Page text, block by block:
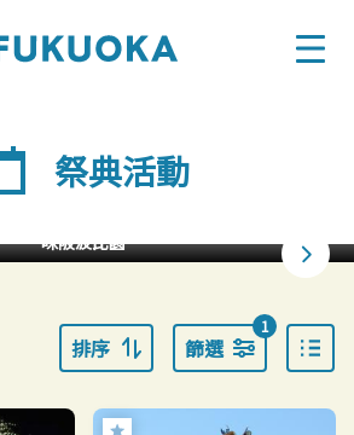
祭典活動
味阪波比園
排序 篩選
1